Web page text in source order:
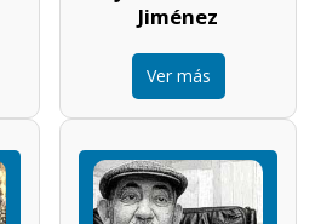
Jiménez
Ver más